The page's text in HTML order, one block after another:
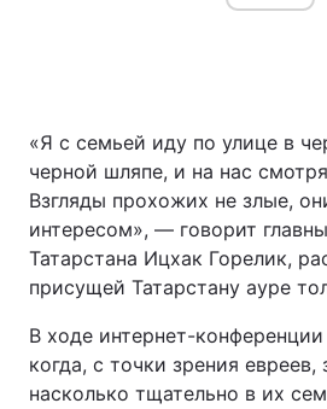
Головна
Україна
Економіка Світ
«Я с семьей иду по улице в
черной шляпе, и на нас
Взгляды прохожих не злые,
интересом», — говорит
Татарстана Ицхак Горелик,
присущей Татарстану ауре
В ходе интернет-конференции
когда, с точки зрения евреев,
насколько тщательно в их